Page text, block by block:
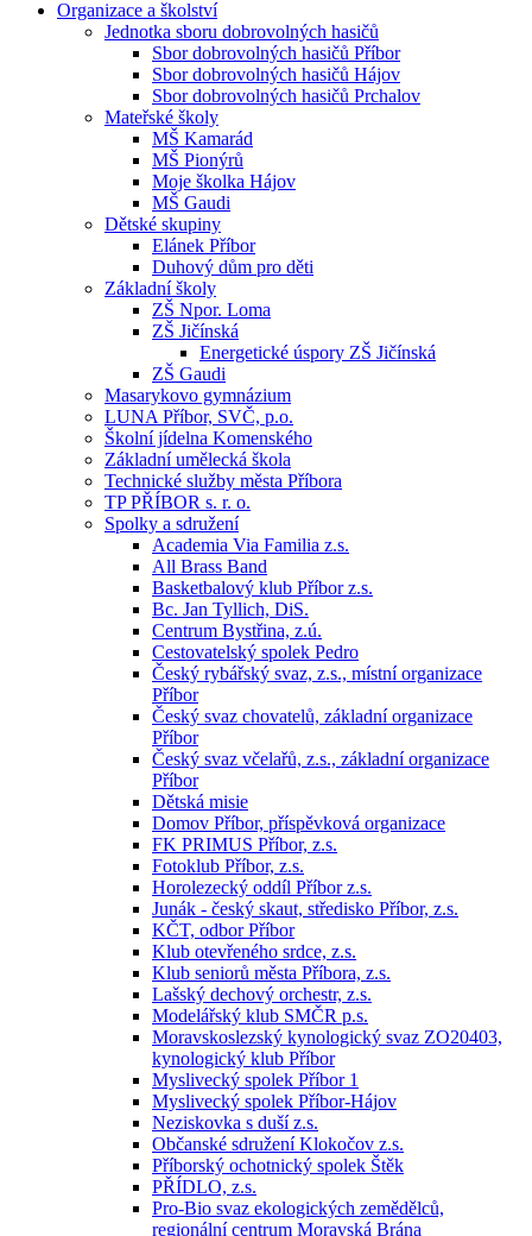
Organizace a školství
Jednotka sboru dobrovolných hasičů
Sbor dobrovolných hasičů Příbor
Sbor dobrovolných hasičů Hájov
Sbor dobrovolných hasičů Prchalov
Mateřské školy
MŠ Kamarád
MŠ Pionýrů
Moje školka Hájov
MŠ Gaudi
Dětské skupiny
Elánek Příbor
Duhový dům pro děti
Základní školy
ZŠ Npor. Loma
ZŠ Jičínská
Energetické úspory ZŠ Jičínská
ZŠ Gaudi
Masarykovo gymnázium
LUNA Příbor, SVČ, p.o.
Školní jídelna Komenského
Základní umělecká škola
Technické služby města Příbora
TP PŘÍBOR s. r. o.
Spolky a sdružení
Academia Via Familia z.s.
All Brass Band
Basketbalový klub Příbor z.s.
Bc. Jan Tyllich, DiS.
Centrum Bystřina, z.ú.
Cestovatelský spolek Pedro
Český rybářský svaz, z.s., místní organizace
Příbor
Český svaz chovatelů, základní organizace
Příbor
Český svaz včelařů, z.s., základní organizace
Příbor
Dětská misie
Domov Příbor, příspěvková organizace
FK PRIMUS Příbor, z.s.
Fotoklub Příbor, z.s.
Horolezecký oddíl Příbor z.s.
Junák - český skaut, středisko Příbor, z.s.
KČT, odbor Příbor
Klub otevřeného srdce, z.s.
Klub seniorů města Příbora, z.s.
Lašský dechový orchestr, z.s.
Modelářský klub SMČR p.s.
Moravskoslezský kynologický svaz ZO20403,
kynologický klub Příbor
Myslivecký spolek Příbor 1
Myslivecký spolek Příbor-Hájov
Neziskovka s duší z.s.
Občanské sdružení Klokočov z.s.
Příborský ochotnický spolek Štěk
PŘÍDLO, z.s.
Pro-Bio svaz ekologických zemědělců,
regionální centrum Moravská Brána